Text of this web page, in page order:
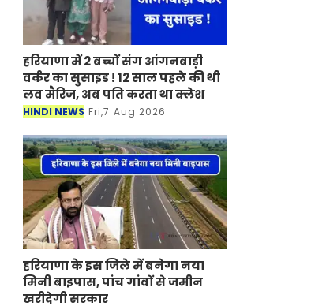
हरियाणा में 2 बच्चों संग आंगनबाड़ी
वर्कर का सुसाइड ! 12 साल पहले की थी
लव मैरिज, अब पति करता था क्लेश
HINDI NEWS Fri,7 Aug 2026
हरियाणा के इस जिले में बनेगा नया
मिनी बाइपास, पांच गांवों से जमीन
खरीदेगी सरकार